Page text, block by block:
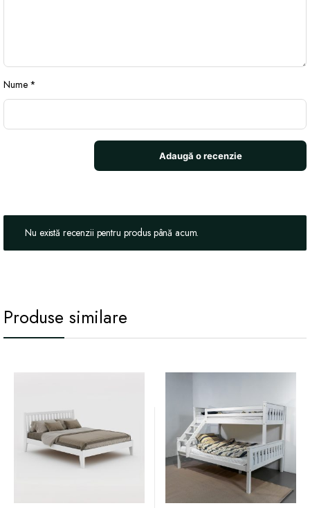
Nume *
Nu există recenzii pentru produs până acum.
Produse similare